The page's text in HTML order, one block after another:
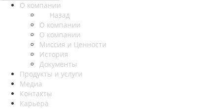
О компании
Назад
О компании
О компании
Миссия и Ценности
История
Документы
Продукты и услуги
Медиа
Контакты
Карьера